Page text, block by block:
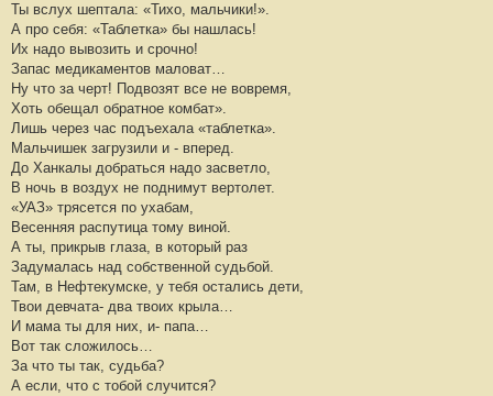
Ты вслух шептала: «Тихо, мальчики!».
А про себя: «Таблетка» бы нашлась!
Их надо вывозить и срочно!
Запас медикаментов маловат…
Ну что за черт! Подвозят все не вовремя,
Хоть обещал обратное комбат».
Лишь через час подъехала «таблетка».
Мальчишек загрузили и - вперед.
До Ханкалы добраться надо засветло,
В ночь в воздух не поднимут вертолет.
«УАЗ» трясется по ухабам,
Весенняя распутица тому виной.
А ты, прикрыв глаза, в который раз
Задумалась над собственной судьбой.
Там, в Нефтекумске, у тебя остались дети,
Твои девчата- два твоих крыла…
И мама ты для них, и- папа…
Вот так сложилось…
За что ты так, судьба?
А если, что с тобой случится?